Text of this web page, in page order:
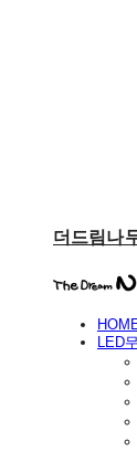
더드림나
LED